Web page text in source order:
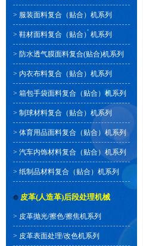
> 服装面料复合（贴合）机系列
> 鞋材面料复合（贴合）机系列
> 防水透气膜面料复合(贴合)机系列
> 内衣布料复合（贴合）机系列
> 箱包手袋面料复合（贴合）机系列
> 制球材料复合（贴合）机系列
> 体育用品面料复合（贴合）机系列
> 汽车内饰材料复合（贴合）机系列
> 纸制品材料复合（贴合）机系列
皮革(人造革)后段处理机械
> 皮革抛光/擦色/擦焦机系列
> 皮革表面处理/改色机系列